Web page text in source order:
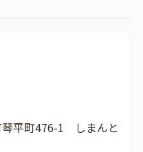
琴平町476-1 しまんと